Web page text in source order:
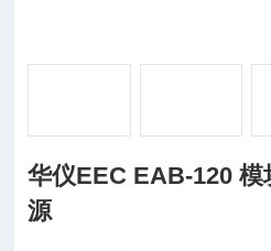
华仪EEC EAB-120 模块化可编程交流电
源